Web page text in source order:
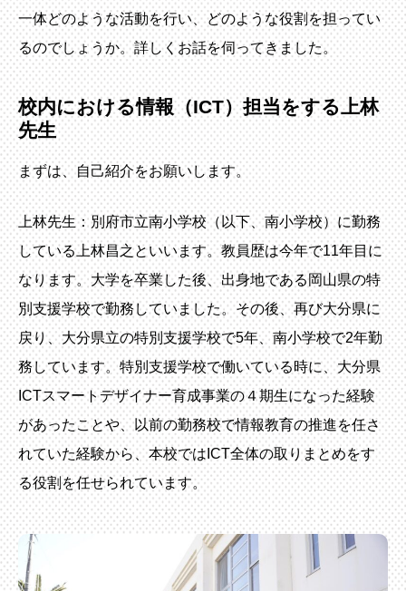
一体どのような活動を行い、どのような役割を担ってい
るのでしょうか。詳しくお話を伺ってきました。
校内における情報（ICT）担当をする上林
先生
まずは、自己紹介をお願いします。
上林先生：別府市立南小学校（以下、南小学校）に勤務
している上林昌之といいます。教員歴は今年で11年目に
なります。大学を卒業した後、出身地である岡山県の特
別支援学校で勤務していました。その後、再び大分県に
戻り、大分県立の特別支援学校で5年、南小学校で2年勤
務しています。特別支援学校で働いている時に、大分県
ICTスマートデザイナー育成事業の４期生になった経験
があったことや、以前の勤務校で情報教育の推進を任さ
れていた経験から、本校ではICT全体の取りまとめをす
る役割を任せられています。